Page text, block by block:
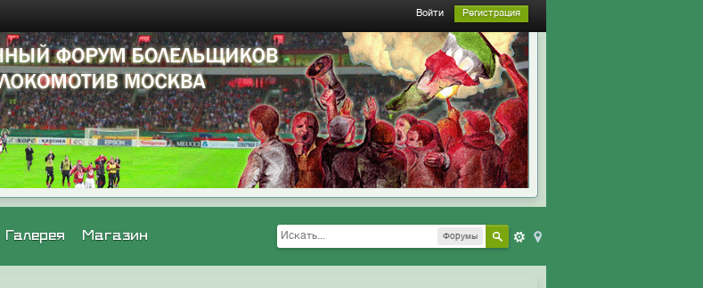
Войти Регистрация
Форумы
Галерея Магазин